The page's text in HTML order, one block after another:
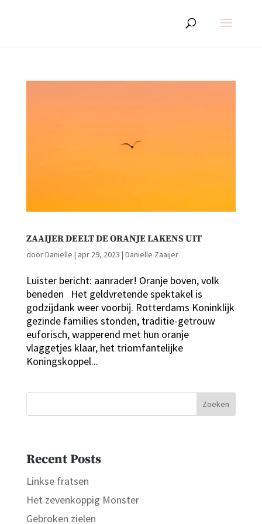
ZAAIJER DEELT DE ORANJE LAKENS UIT
doorDanielle | apr 29, 2023 | Danielle Zaaijer
Luister bericht: aanrader! Oranje boven, volk
beneden Het geldvretende spektakel is
godzijdank weer voorbij. Rotterdams Koninklijk
gezinde families stonden, traditie-getrouw
euforisch, wapperend met hun oranje
vlaggetjes klaar, het triomfantelijke
Koningskoppel...
Zoeken
Recent Posts
Linkse fratsen
Het zevenkoppig Monster
Gebroken zielen